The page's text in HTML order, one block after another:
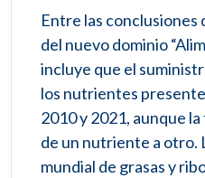
Entre las
del nuevo dominio
incluye que el
los nutrientes
2010 y 2021, aunque
de un nutriente a otro.
mundial de grasas y